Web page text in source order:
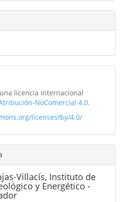
licencia internacional
NoComercial 4.0.
licenses/by/4.0/
Villacís, Instituto de
y Energético -